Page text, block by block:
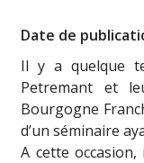
Date de
Il y a quelque
Petremant et
Bourgogne
d’un séminaire
A cette